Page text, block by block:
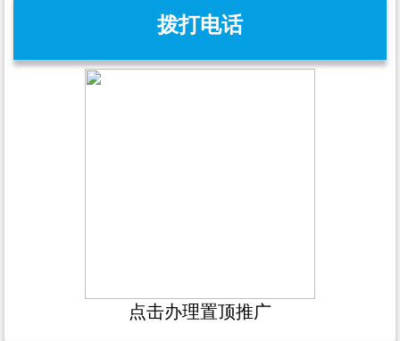
拨打电话
点击办理置顶推广